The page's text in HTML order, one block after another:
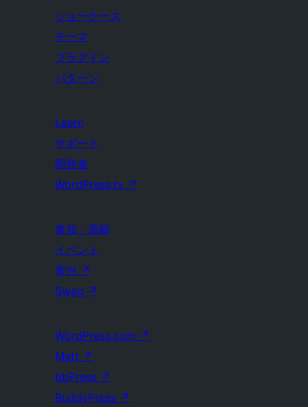
ショーケース
テーマ
プラグイン
パターン
Learn
サポート
開発者
WordPress.tv ↗
参加・貢献
イベント
寄付 ↗
Swag ↗
WordPress.com ↗
Matt ↗
bbPress ↗
BuddyPress ↗